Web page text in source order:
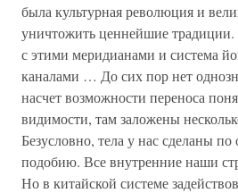
была культурная революция и
уничтожить ценнейшие
с этими меридианами и система
каналами … До сих пор нет
насчет возможности переноса
видимости, там заложены
Безусловно, тела у нас сделаны
подобию. Все внутренние наши
Но в китайской системе